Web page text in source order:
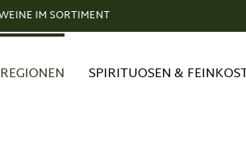
IM SORTIMENT
SPIRITUOSEN &